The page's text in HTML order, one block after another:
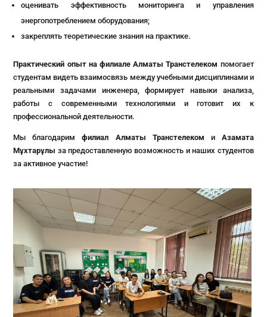
оценивать эффективность мониторинга и управления
энергопотреблением оборудования;
закреплять теоретические знания на практике.
Практический опыт на филиалеАлматы Транстелеком помогает
студентам видеть взаимосвязь между учебными дисциплинами и
реальными задачами инженера, формирует навыки анализа,
работы с современными технологиями и готовит их к
профессиональной деятельности.
Мы благодаримфилиал Алматы Транстелеком и Азамата
Мұхтарұлы за предоставленную возможность и наших студентов
за активное участие!